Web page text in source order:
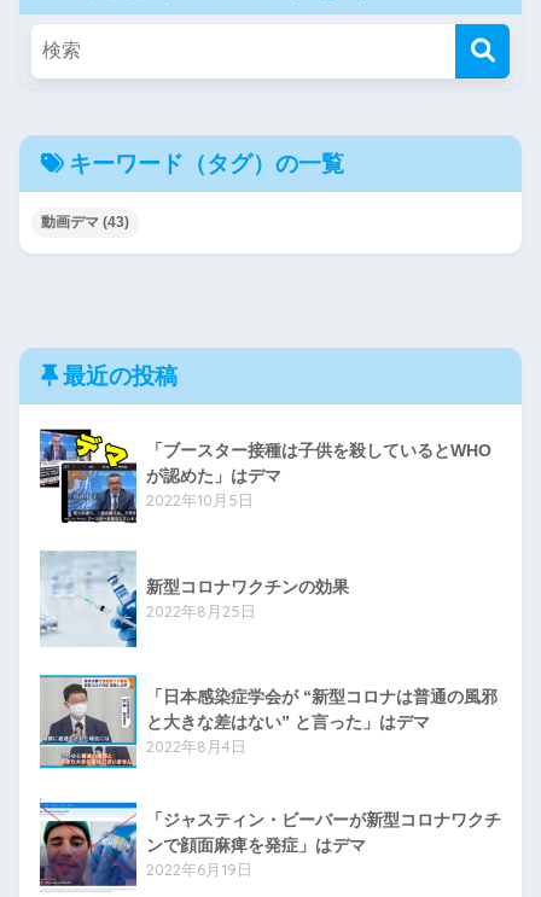
キーワード（タグ）の一覧
動画デマ (43)
最近の投稿
「ブースター接種は子供を殺しているとWHO
が認めた」はデマ
2022年10月5日
新型コロナワクチンの効果
2022年8月25日
「日本感染症学会が “新型コロナは普通の風邪
と大きな差はない” と言った」はデマ
2022年8月4日
「ジャスティン・ビーバーが新型コロナワクチ
ンで顔面麻痺を発症」はデマ
2022年6月19日